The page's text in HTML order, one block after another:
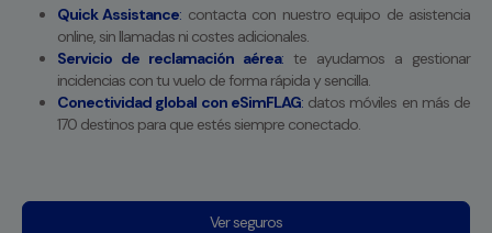
Quick Assistance: contacta con nuestro equipo de asistencia
online, sin llamadas ni costes adicionales.
Servicio de reclamación aérea: te ayudamos a gestionar
incidencias con tu vuelo de forma rápida y sencilla.
Conectividad global con eSimFLAG:datos móviles en más de
170 destinos para que estés siempre conectado.
Ver seguros